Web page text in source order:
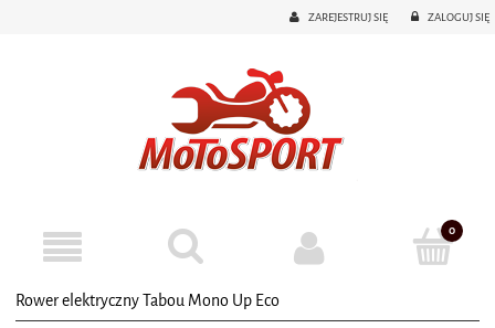
ZAREJESTRUJ SIĘ ZALOGUJ SIĘ
Rower elektryczny Tabou Mono Up Eco